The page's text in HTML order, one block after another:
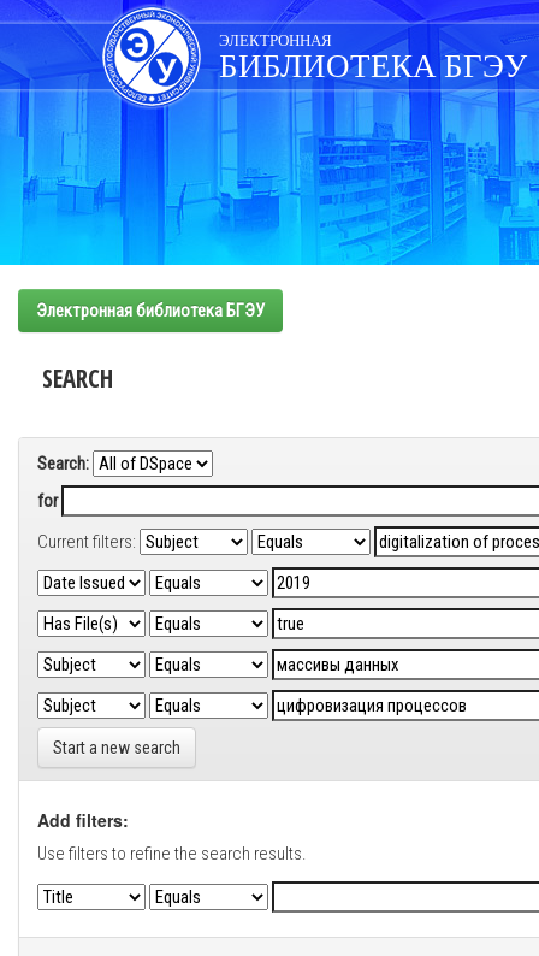
Skip
navigation
ЭЛЕКТРОННАЯ
БИБЛИОТЕКА БГЭУ
Электронная библиотека БГЭУ
SEARCH
Search:
for
Current filters:
Start a new search
Add filters:
Use filters to refine the search results.